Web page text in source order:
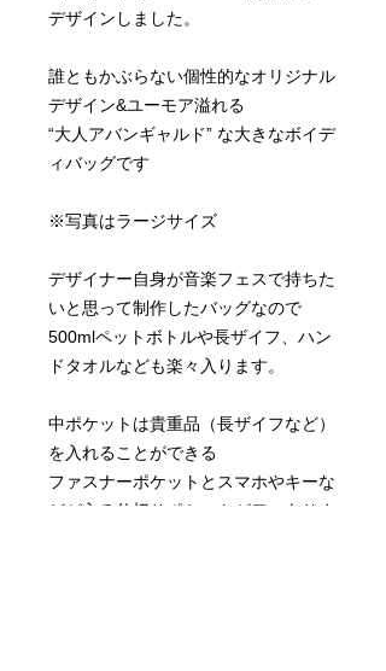
デザインしました。
誰ともかぶらない個性的なオリジナル
デザイン&ユーモア溢れる
“大人アバンギャルド” な大きなボイデ
ィバッグです
※写真はラージサイズ
デザイナー自身が音楽フェスで持ちた
いと思って制作したバッグなので
500mlペットボトルや長ザイフ、ハン
ドタオルなども楽々入ります。
中ポケットは貴重品（長ザイフなど）
を入れることができる
ファスナーポケットとスマホやキーな
どが入る仕切りポケットが二つありま